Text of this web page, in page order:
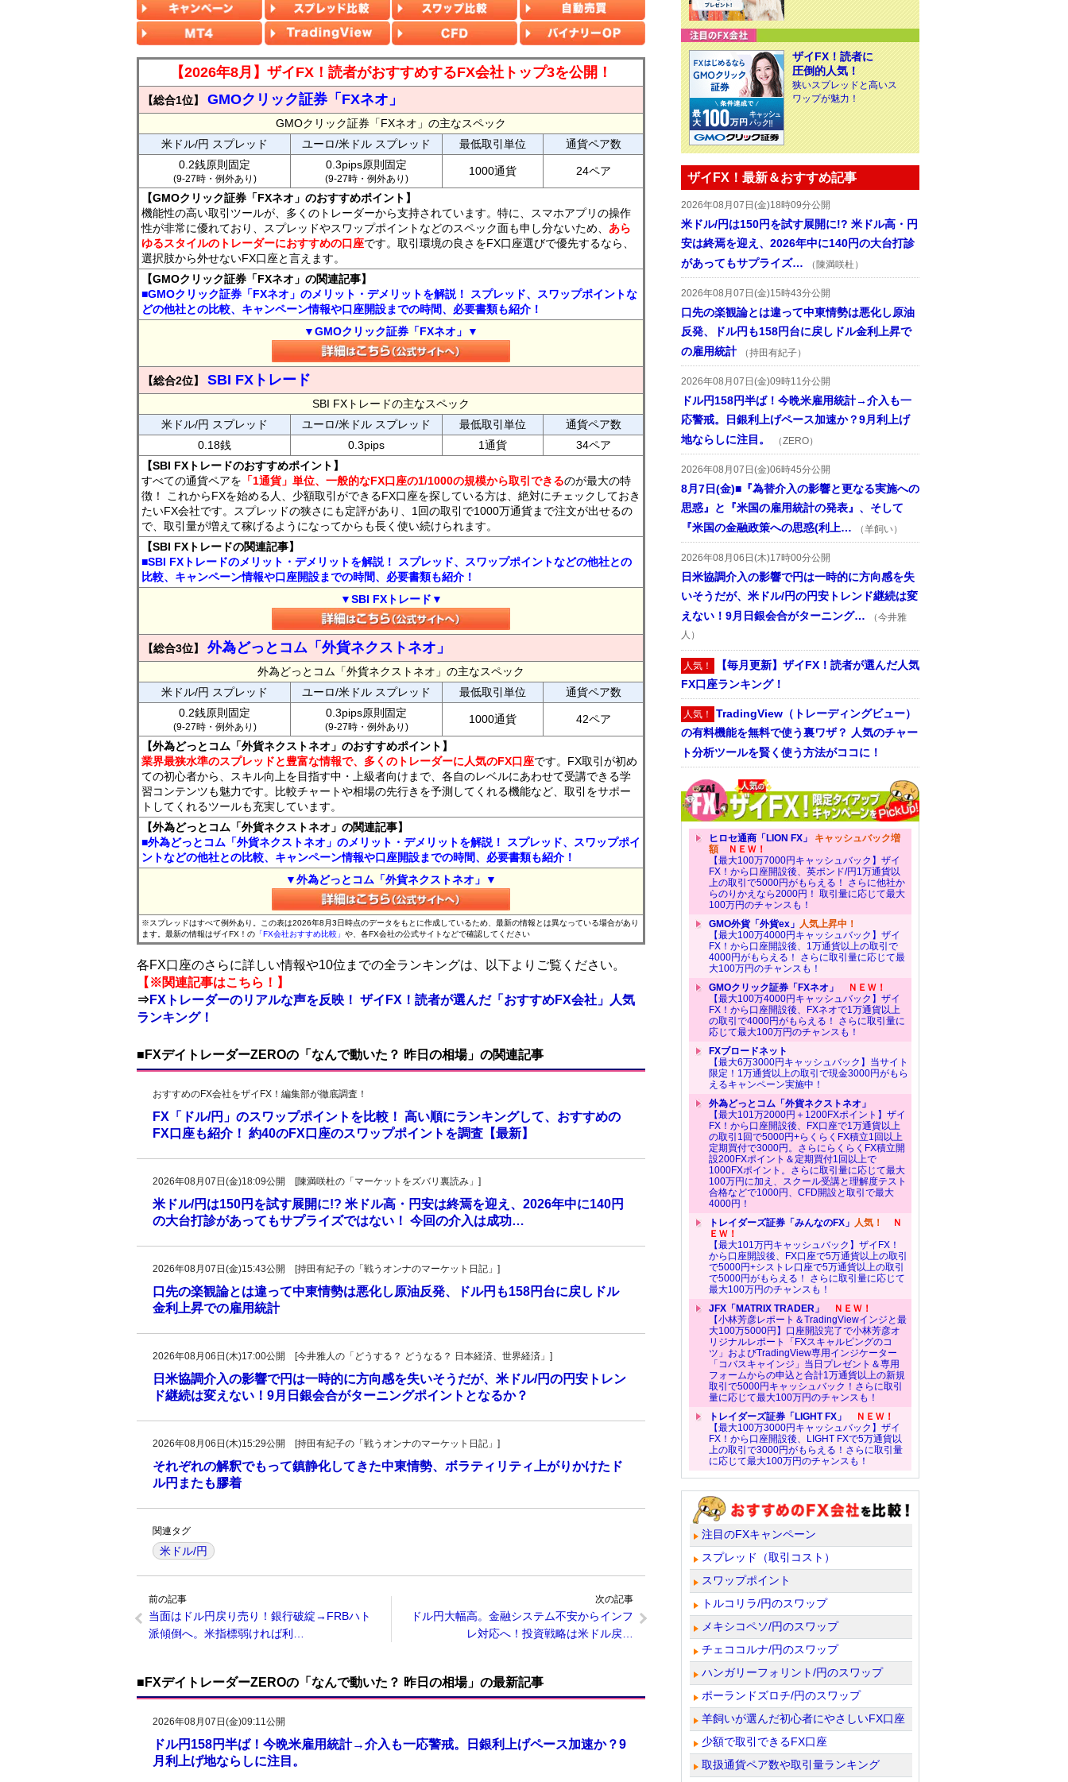
【2026年8月】ザイFX！読者がおすすめするFX会社トップ3を公開！
【総合1位】 GMOクリック証券「FXネオ」
GMOクリック証券「FXネオ」の主なスペック
米ドル/円 スプレッド
ユーロ/米ドル スプレッド 最低取引単位
通貨ペア数
0.2銭原則固定
(9-27時・例外あり)
0.3pips原則固定
(9-27時・例外あり)
1000通貨 24ペア
【GMOクリック証券「FXネオ」のおすすめポイント】
機能性の高い取引ツールが、多くのトレーダーから支持されています。特に、スマホアプリの操作
性が非常に優れており、スプレッドやスワップポイントなどのスペック面も申し分ないため、 あら
ゆるスタイルのトレーダーにおすすめの口座です。取引環境の良さをFX口座選びで優先するなら、
選択肢から外せないFX口座と言えます。
【GMOクリック証券「FXネオ」の関連記事】
■GMOクリック証券「FXネオ」のメリット・デメリットを解説！ スプレッド、スワップポイントな
どの他社との比較、キャンペーン情報や口座開設までの時間、必要書類も紹介！
▼GMOクリック証券「FXネオ」▼
【総合2位】 SBI FXトレード
SBI FXトレードの主なスペック
米ドル/円 スプレッド
ユーロ/米ドル スプレッド 最低取引単位
通貨ペア数
0.18銭
0.3pips 1通貨
34ペア
【SBI FXトレードのおすすめポイント】
すべての通貨ペアを 「1通貨」単位、一般的なFX口座の1/1000の規模から取引できるのが最大の特
徴！ これからFXを始める人、少額取引ができるFX口座を探している方は、絶対にチェックしておき
たいFX会社です。スプレッドの狭さにも定評があり、1回の取引で1000万通貨まで注文が出せるの
で、取引量が増えて稼げるようになってからも長く使い続けられます。
【SBI FXトレードの関連記事】
■SBI FXトレードのメリット・デメリットを解説！ スプレッド、スワップポイントなどの他社との
比較、キャンペーン情報や口座開設までの時間、必要書類も紹介！
▼SBI FXトレード▼
【総合3位】 外為どっとコム「外貨ネクストネオ」
外為どっとコム「外貨ネクストネオ」の主なスペック
米ドル/円 スプレッド
ユーロ/米ドル スプレッド 最低取引単位
通貨ペア数
0.2銭原則固定
(9-27時・例外あり)
0.3pips原則固定
(9-27時・例外あり)
1000通貨 42ペア
【外為どっとコム「外貨ネクストネオ」のおすすめポイント】
業界最狭水準のスプレッドと豊富な情報で、多くのトレーダーに人気のFX口座です。FX取引が初め
ての初心者から、スキル向上を目指す中・上級者向けまで、各自のレベルにあわせて受講できる学
習コンテンツも魅力です。比較チャートや相場の先行きを予測してくれる機能など、取引をサポー
トしてくれるツールも充実しています。
【外為どっとコム「外貨ネクストネオ」の関連記事】
■外為どっとコム「外貨ネクストネオ」のメリット・デメリットを解説！ スプレッド、スワップポイ
ントなどの他社との比較、キャンペーン情報や口座開設までの時間、必要書類も紹介！
▼外為どっとコム「外貨ネクストネオ」▼
※スプレッドはすべて例外あり。この表は2026年8月3日時点のデータをもとに作成しているため、最新の情報とは異なっている場合があり
ます。最新の情報はザイFX！の 「FX会社おすすめ比較」 や、各FX会社の公式サイトなどで確認してください
各FX口座のさらに詳しい情報や10位までの全ランキングは、以下よりご覧ください。
【※関連記事はこちら！】
⇒FXトレーダーのリアルな声を反映！ ザイFX！読者が選んだ「おすすめFX会社」人気
ランキング！
■FXデイトレーダーZEROの「なんで動いた？ 昨日の相場」の関連記事
おすすめのFX会社をザイFX！編集部が徹底調査！
FX「ドル/円」のスワップポイントを比較！ 高い順にランキングして、おすすめの
FX口座も紹介！ 約40のFX口座のスワップポイントを調査【最新】
2026年08月07日(金)18:09公開 [陳満咲杜の「マーケットをズバリ裏読み」]
米ドル/円は150円を試す展開に!? 米ドル高・円安は終焉を迎え、2026年中に140円
の大台打診があってもサプライズではない！ 今回の介入は成功…
2026年08月07日(金)15:43公開 [持田有紀子の「戦うオンナのマーケット日記」]
口先の楽観論とは違って中東情勢は悪化し原油反発、ドル円も158円台に戻しドル
金利上昇での雇用統計
2026年08月06日(木)17:00公開 [今井雅人の「どうする？ どうなる？ 日本経済、世界経済」]
日米協調介入の影響で円は一時的に方向感を失いそうだが、米ドル/円の円安トレン
ド継続は変えない！9月日銀会合がターニングポイントとなるか？
2026年08月06日(木)15:29公開 [持田有紀子の「戦うオンナのマーケット日記」]
それぞれの解釈でもって鎮静化してきた中東情勢、ボラティリティ上がりかけたド
ル円またも膠着
関連タグ
米ドル/円
前の記事
当面はドル円戻り売り！銀行破綻→FRBハト
派傾倒へ。米指標弱ければ利…
次の記事
ドル円大幅高。金融システム不安からインフ
レ対応へ！投資戦略は米ドル戻…
■FXデイトレーダーZEROの「なんで動いた？ 昨日の相場」の最新記事
2026年08月07日(金)09:11公開
ドル円158円半ば！今晩米雇用統計→介入も一応警戒。日銀利上げペース加速か？9
月利上げ地ならしに注目。
ザイFX！読者に
圧倒的人気！
狭いスプレッドと高いス
ワップが魅力！
ザイFX！最新＆おすすめ記事
2026年08月07日(金)18時09分公開
米ドル/円は150円を試す展開に!? 米ドル高・円
安は終焉を迎え、2026年中に140円の大台打診
があってもサプライズ…
（陳満咲杜）
2026年08月07日(金)15時43分公開
口先の楽観論とは違って中東情勢は悪化し原油
反発、ドル円も158円台に戻しドル金利上昇で
の雇用統計
（持田有紀子）
2026年08月07日(金)09時11分公開
ドル円158円半ば！今晩米雇用統計→介入も一
応警戒。日銀利上げペース加速か？9月利上げ
地ならしに注目。
（ZERO）
2026年08月07日(金)06時45分公開
8月7日(金)■『為替介入の影響と更なる実施への
思惑』と『米国の雇用統計の発表』、そして
『米国の金融政策への思惑(利上…
（羊飼い）
2026年08月06日(木)17時00分公開
日米協調介入の影響で円は一時的に方向感を失
いそうだが、米ドル/円の円安トレンド継続は変
えない！9月日銀会合がターニング…
（今井雅
人）
人気！ 【毎月更新】ザイFX！読者が選んだ人気
FX口座ランキング！
人気！ TradingView（トレーディングビュー）
の有料機能を無料で使う裏ワザ？ 人気のチャー
ト分析ツールを賢く使う方法がココに！
ヒロセ通商「LION FX」 キャッシュバック増
額ＮＥＷ！
【最大100万7000円キャッシュバック】ザイ
FX！から口座開設後、英ポンド/円1万通貨以
上の取引で5000円がもらえる！ さらに他社か
らのりかえなら2000円！ 取引量に応じて最大
100万円のチャンスも！
GMO外貨「外貨ex」 人気上昇中！
【最大100万4000円キャッシュバック】ザイ
FX！から口座開設後、1万通貨以上の取引で
4000円がもらえる！ さらに取引量に応じて最
大100万円のチャンスも！
GMOクリック証券「FXネオ」
ＮＥＷ！
【最大100万4000円キャッシュバック】ザイ
FX！から口座開設後、FXネオで1万通貨以上
の取引で4000円がもらえる！ さらに取引量に
応じて最大100万円のチャンスも！
FXブロードネット
【最大6万3000円キャッシュバック】当サイト
限定！1万通貨以上の取引で現金3000円がもら
えるキャンペーン実施中！
外為どっとコム「外貨ネクストネオ」
【最大101万2000円＋1200FXポイント】ザイ
FX！から口座開設後、FX口座で1万通貨以上
の取引1回で5000円+らくらくFX積立1回以上
定期買付で3000円。さらにらくらくFX積立開
設200FXポイント＆定期買付1回以上で
1000FXポイント。さらに取引量に応じて最大
100万円に加え、スクール受講と理解度テスト
合格などで1000円、CFD開設と取引で最大
4000円！
トレイダーズ証券「みんなのFX」 人気！
Ｎ
ＥＷ！
【最大101万円キャッシュバック】ザイFX！
から口座開設後、FX口座で5万通貨以上の取引
で5000円+シストレ口座で5万通貨以上の取引
で5000円がもらえる！ さらに取引量に応じて
最大100万円のチャンスも！
JFX「MATRIX TRADER」
ＮＥＷ！
【小林芳彦レポート＆TradingViewインジと最
大100万5000円】口座開設完了で小林芳彦オ
リジナルレポート「FXスキャルピングのコ
ツ」およびTradingView専用インジケーター
「コバスキャインジ」当日プレゼント＆専用
フォームからの申込と合計1万通貨以上の新規
取引で5000円キャッシュバック！さらに取引
量に応じて最大100万円のチャンスも！
トレイダーズ証券「LIGHT FX」
ＮＥＷ！
【最大100万3000円キャッシュバック】ザイ
FX！から口座開設後、LIGHT FXで5万通貨以
上の取引で3000円がもらえる！さらに取引量
に応じて最大100万円のチャンスも！
注目のFXキャンペーン
スプレッド（取引コスト）
スワップポイント
トルコリラ/円のスワップ
メキシコペソ/円のスワップ
チェココルナ/円のスワップ
ハンガリーフォリント/円のスワップ
ポーランドズロチ/円のスワップ
羊飼いが選んだ初心者にやさしいFX口座
少額で取引できるFX口座
取扱通貨ペア数や取引量ランキング